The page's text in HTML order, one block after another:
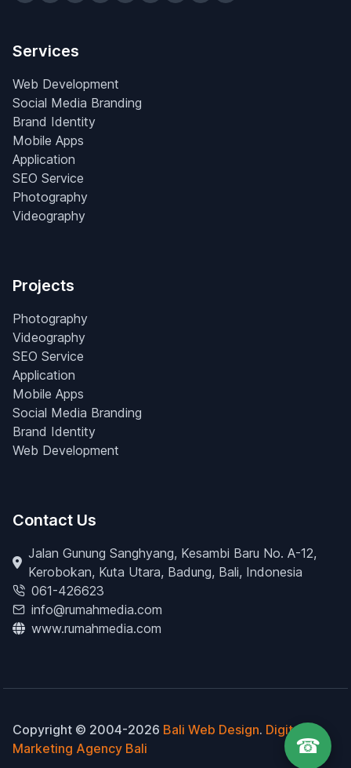
Services
Web Development
Social Media Branding
Brand Identity
Mobile Apps
Application
SEO Service
Photography
Videography
Projects
Photography
Videography
SEO Service
Application
Mobile Apps
Social Media Branding
Brand Identity
Web Development
Contact Us
Jalan Gunung Sanghyang, Kesambi Baru No. A-12,
Kerobokan, Kuta Utara, Badung, Bali, Indonesia
061-426623
info@rumahmedia.com
www.rumahmedia.com
Copyright © 2004-2026 Bali Web Design. Digital
Marketing Agency Bali
☎